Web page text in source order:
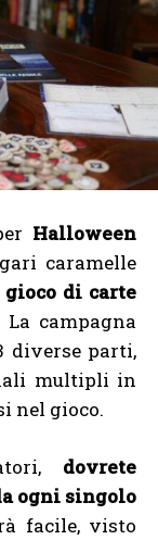
Halloween
caramelle
gioco di carte
campagna
diverse parti,
multipli in
nel gioco.
dovrete
ogni singolo
facile, visto